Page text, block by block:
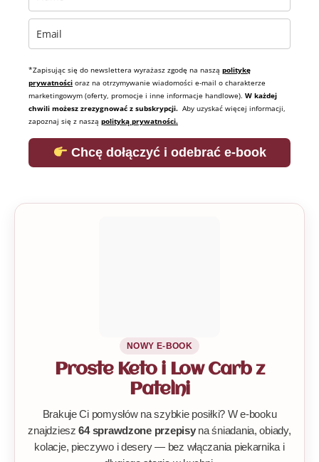
*Zapisując się do newslettera wyrażasz zgodę na naszą politykę
prywatności oraz na otrzymywanie wiadomości e-mail o charakterze
marketingowym (oferty, promocje i inne informacje handlowe). W każdej
chwili możesz zrezygnować z subskrypcji. Aby uzyskać więcej informacji,
zapoznaj się z naszą polityką prywatności.
Chcę dołączyć i odebrać e-book
NOWY E-BOOK
Proste Keto i Low Carb z
Patelni
Brakuje Ci pomysłów na szybkie posiłki? W e-booku
znajdziesz64 sprawdzone przepisyna śniadania, obiady,
kolacje, pieczywo i desery — bez włączania piekarnika i